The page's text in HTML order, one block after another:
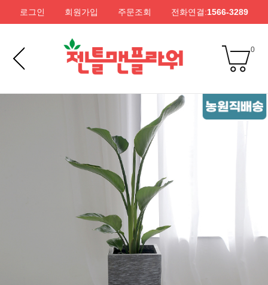
로그인 회원가입 주문조회 전화연결:1566-3289
0